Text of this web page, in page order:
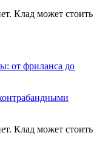
от фриланса до